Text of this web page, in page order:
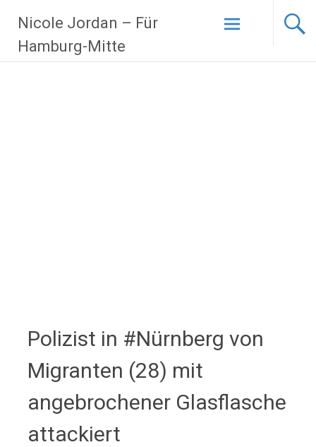
Inhalt
springen
Nicole Jordan – Für
Hamburg-Mitte
Polizist in #Nürnberg von
Migranten (28) mit
angebrochener Glasflasche
attackiert